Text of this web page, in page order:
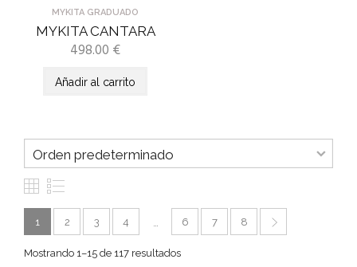
MYKITA GRADUADO
MYKITA CANTARA
498.00 €
Añadir al carrito
1 2 3 4 6 7 8
Mostrando 1–15 de 117 resultados